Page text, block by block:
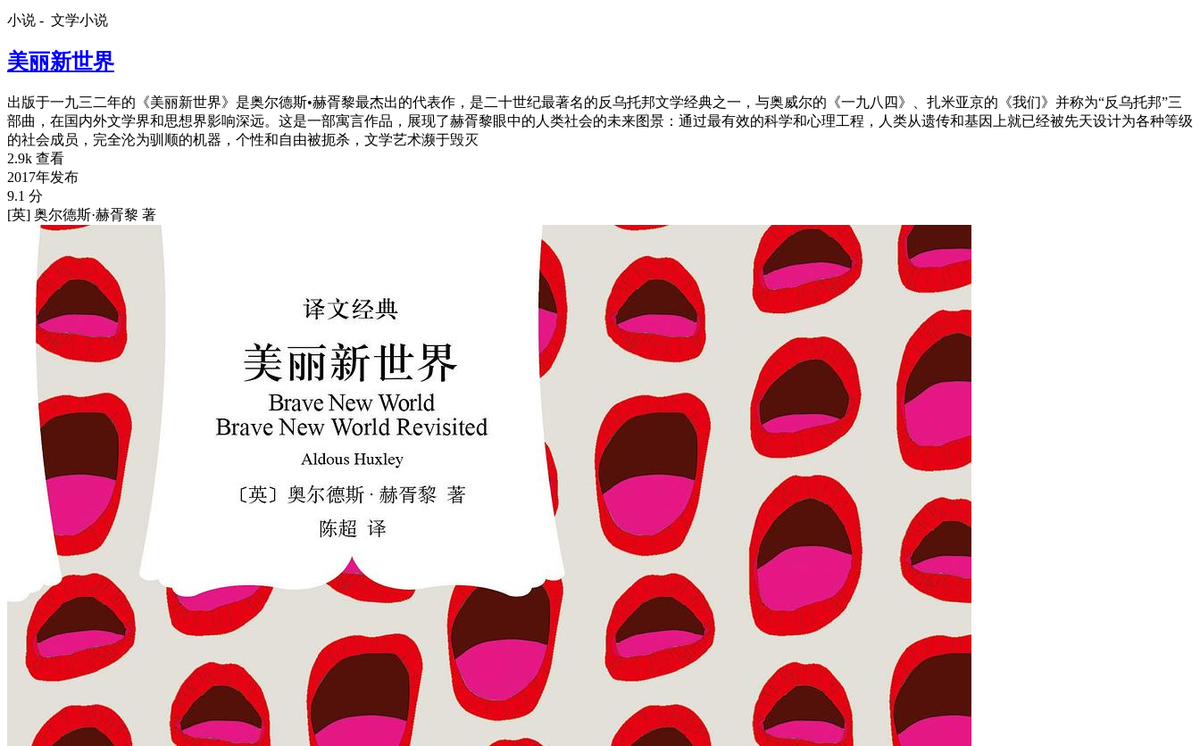
小说 - 文学小说
美丽新世界
出版于一九三二年的《美丽新世界》是奥尔德斯•赫胥黎最杰出的代表作，是二十世纪最著名的反乌托邦文学经典之一，与奥威尔的《一九八四》、扎米亚京的《我们》并称为“反乌托邦”三
部曲，在国内外文学界和思想界影响深远。这是一部寓言作品，展现了赫胥黎眼中的人类社会的未来图景：通过最有效的科学和心理工程，人类从遗传和基因上就已经被先天设计为各种等级
的社会成员，完全沦为驯顺的机器，个性和自由被扼杀，文学艺术濒于毁灭
2.9k 查看
2017年发布
9.1 分
[英] 奥尔德斯·赫胥黎 著